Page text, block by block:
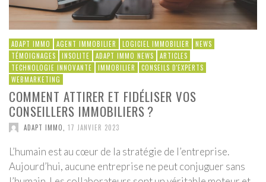
ADAPT IMMO AGENT IMMOBILIER LOGICIEL IMMOBILIER
NEWS
TÉMOIGNAGES
INSOLITE ADAPT IMMO NEWS
ARTICLES
TECHNOLOGIE INNOVANTE
IMMOBILIER
CONSEILS D'EXPERTS
WEBMARKETING
COMMENT ATTIRER ET FIDÉLISER VOS
CONSEILLERS IMMOBILIERS ?
ADAPT IMMO 17 JANVIER 2023
L’humain est au cœur de la stratégie de l’entreprise.
Aujourd’hui, aucune entreprise ne peut conjuguer sans